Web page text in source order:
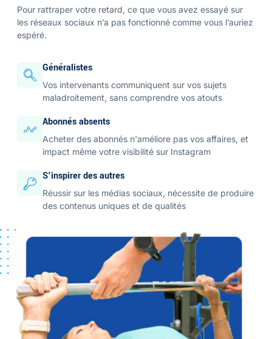
Pour rattraper votre retard, ce que vous avez essayé sur
les réseaux sociaux n’a pas fonctionné comme vous l’auriez
espéré.
Généralistes
Vos intervenants communiquent sur vos sujets
maladroitement, sans comprendre vos atouts
Abonnés absents
Acheter des abonnés n'améliore pas vos affaires, et
impact même votre visibilité sur Instagram
S'inspirer des autres
Réussir sur les médias sociaux, nécessite de produire
des contenus uniques et de qualités